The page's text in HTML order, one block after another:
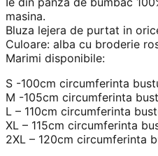
masina.
Bluza lejera de purtat in
Culoare: alba cu broderie
Marimi disponibile:
S -100cm circumferinta
M -105cm circumferinta
L – 110cm circumferinta
XL – 115cm circumferinta
2XL – 120cm circumferinta